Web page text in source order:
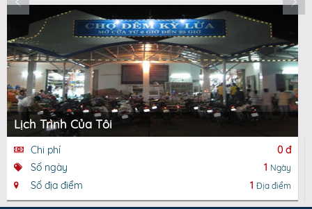
Lịch Trình Của Tôi
Chi phí
0 đ
Số ngày
1 Ngày
Số địa điểm 1 Địa điểm